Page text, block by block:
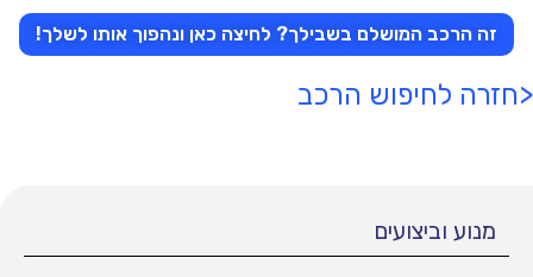
זה הרכב המושלם בשבילך? לחיצה כאן ונהפוך אותו לשלך!
<חזרה לחיפוש הרכב
מנוע וביצועים